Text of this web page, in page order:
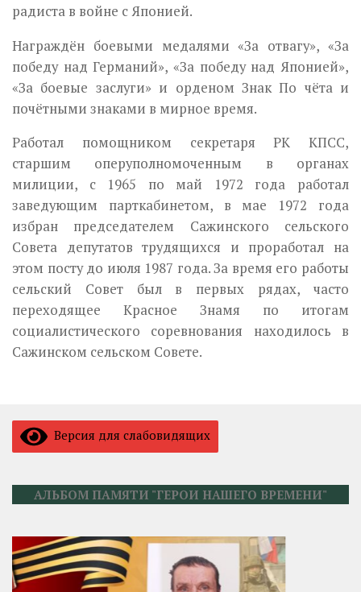
радиста в войне с Японией.
Награждён боевыми медалями «За отвагу», «За
победу над Германий», «За победу над Японией»,
«За боевые заслуги» и орденом Знак По чёта и
почётными знаками в мирное время.
Работал помощником секретаря РК КПСС,
старшим оперуполномоченным в органах
милиции, с 1965 по май 1972 года работал
заведующим парткабинетом, в мае 1972 года
избран председателем Сажинского сельского
Совета депутатов трудящихся и проработал на
этом посту до июля 1987 года. За время его работы
сельский Совет был в первых рядах, часто
переходящее Красное Знамя по итогам
социалистического соревнования находилось в
Сажинском сельском Совете.
Версия для слабовидящих
АЛЬБОМ ПАМЯТИ "ГЕРОИ НАШЕГО ВРЕМЕНИ"